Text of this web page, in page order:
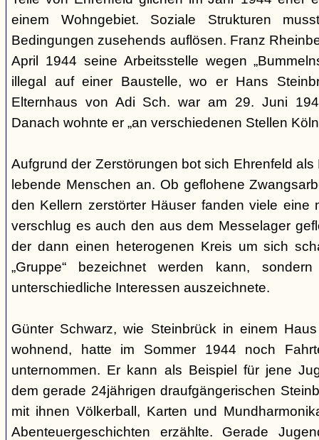
einem Wohngebiet. Soziale Strukturen
Bedingungen zusehends auflösen. Franz
April 1944 seine Arbeitsstelle wegen
illegal auf einer Baustelle, wo er Hans
Elternhaus von Adi Sch. war am 29. Juni
Danach wohnte er „an verschiedenen Stellen
Aufgrund der Zerstörungen bot sich Ehrenfeld
lebende Menschen an. Ob geflohene
den Kellern zerstörter Häuser fanden viele eine
verschlug es auch den aus dem Messelager
der dann einen heterogenen Kreis um sich
„Gruppe“ bezeichnet werden kann,
unterschiedliche Interessen auszeichnete.
Günter Schwarz, wie Steinbrück in einem
wohnend, hatte im Sommer 1944 noch
unternommen. Er kann als Beispiel für jene
dem gerade 24jährigen draufgängerischen
mit ihnen Völkerball, Karten und
Abenteuergeschichten erzählte. Gerade